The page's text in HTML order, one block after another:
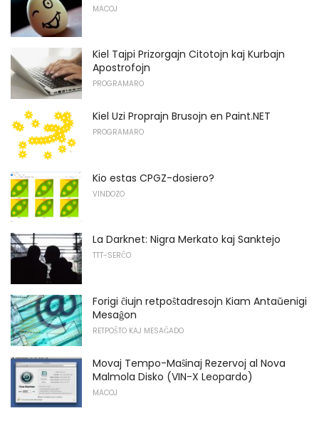
MACOJ
Kiel Tajpi Prizorgajn Citotojn kaj Kurbajn
Apostrofojn
PROGRAMARO
Kiel Uzi Proprajn Brusojn en Paint.NET
PROGRAMARO
Kio estas CPGZ-dosiero?
VINDOZO
La Darknet: Nigra Merkato kaj Sanktejo
TTT-SERĈO
Forigi ĉiujn retpoŝtadresojn Kiam Antaŭenigi
Mesaĝon
RETPOŜTO KAJ MESAĜADO
Movaj Tempo-Maŝinaj Rezervoj al Nova
Malmola Disko (VIN-X Leopardo)
MACOJ